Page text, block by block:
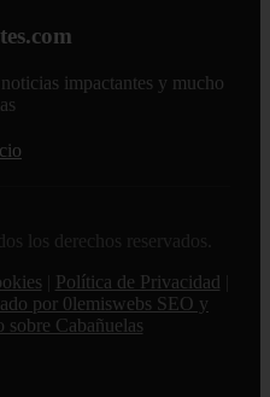
impactantes y mucho
los derechos reservados.
Política de Privacidad
por 0lemiswebs SEO y
sobre Cabañuelas